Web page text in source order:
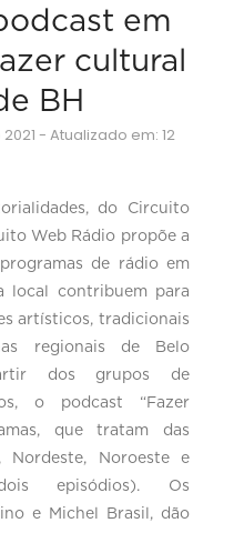
em
cultural
BH
- Atualizado em: 12
do Circuito
Web Rádio propõe a
de rádio em
local contribuem para
artísticos, tradicionais
regionais de Belo
dos grupos de
o podcast “Fazer
que tratam das
Nordeste, Noroeste e
episódios). Os
e Michel Brasil, dão